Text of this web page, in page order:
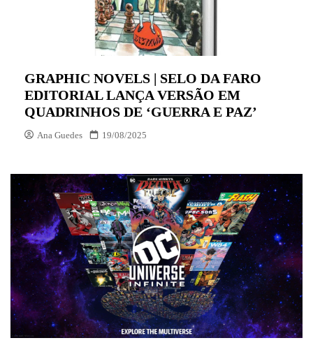
GRAPHIC NOVELS | SELO DA FARO
EDITORIAL LANÇA VERSÃO EM
QUADRINHOS DE ‘GUERRA E PAZ’
Ana Guedes 19/08/2025